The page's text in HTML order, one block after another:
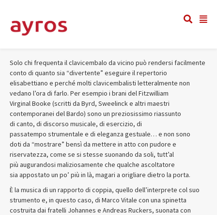
Solo chi frequenta il clavicembalo da vicino può rendersi facilmente
conto di quanto sia “divertente” eseguire il repertorio
elisabettiano e perché molti clavicembalisti letteralmente non
vedano l’ora di farlo. Per esempio i brani del Fitzwilliam
Virginal Booke (scritti da Byrd, Sweelinck e altri maestri
contemporanei del Bardo) sono un preziosissimo riassunto
di canto, di discorso musicale, di esercizio, di
passatempo strumentale e di eleganza gestuale… e non sono
doti da “mostrare” bensì da mettere in atto con pudore e
riservatezza, come se si stesse suonando da soli, tutt’al
più augurandosi maliziosamente che qualche ascoltatore
sia appostato un po’ più in là, magari a origliare dietro la porta.
È la musica di un rapporto di coppia, quello dell’interprete col suo
strumento e, in questo caso, di Marco Vitale con una spinetta
costruita dai fratelli Johannes e Andreas Ruckers, suonata con